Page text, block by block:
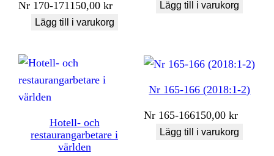
Nr 170-171150,00kr
Lägg till i varukorg
Lägg till i varukorg
Hotell- och
restaurangarbetare i
världen
Nr 165-166 (2018:1-2)
Nr 165-166150,00kr
Lägg till i varukorg